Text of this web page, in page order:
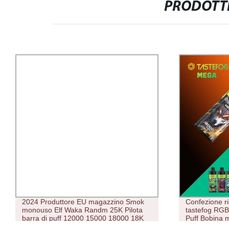
2024 Produttore EU magazzino Smok
monouso Elf Waka Randm 25K Pilota
barra di puff 12000 15000 18000 18K
Confezione
tastefog
Puff Bobina